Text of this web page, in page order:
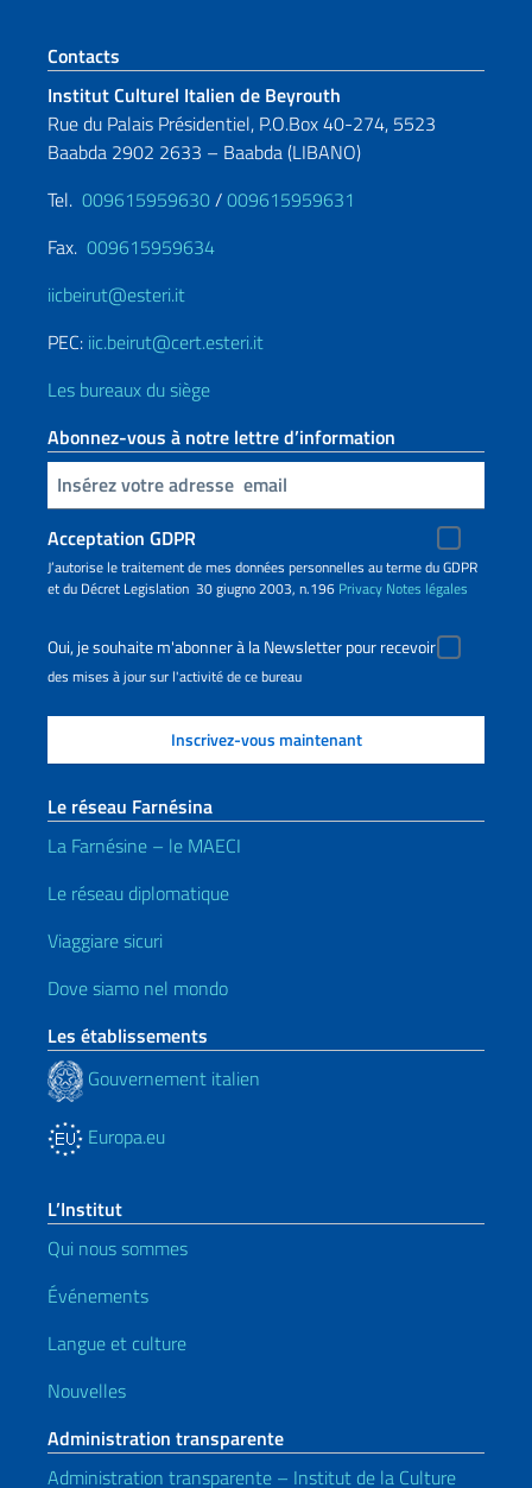
Section de pied de page
Contacts
Institut Culturel Italien de Beyrouth
Rue du Palais Présidentiel, P.O.Box 40-274, 5523
Baabda 2902 2633 – Baabda (LIBANO)
Tel. 009615959630/009615959631
Fax. 009615959634
iicbeirut@esteri.it
PEC: iic.beirut@cert.esteri.it
Les bureaux du siège
Abonnez-vous à notre lettre d’information
Insert your email
Acceptation GDPR
J’autorise le traitement de mes données personnelles au terme du GDPR
et du Décret Legislation 30 giugno 2003, n.196 Privacy Notes légales
Oui, je souhaite m'abonner à la Newsletter pour recevoir
des mises à jour sur l'activité de ce bureau
Le réseau Farnésina
La Farnésine – le MAECI
Le réseau diplomatique
Viaggiare sicuri
Dove siamo nel mondo
Les établissements
Gouvernement italien
Europa.eu
L’Institut
Qui nous sommes
Événements
Langue et culture
Nouvelles
Administration transparente
Administration transparente – Institut de la Culture